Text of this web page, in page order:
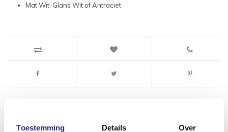
Toestemming Details Over
Mat Wit, Glans Wit of Antraciet